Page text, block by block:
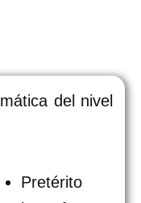
del nivel
Pretérito